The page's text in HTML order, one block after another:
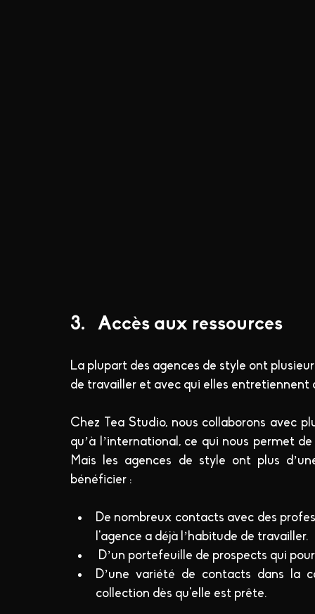
3.   Accès aux ressources
La plupart des agences de style ont
de travailler et avec qui elles entretiennent
Chez Tea Studio, nous collaborons avec
qu’à l’international, ce qui nous permet
Mais les agences de style ont plus
bénéficier :
De nombreux contacts avec des
l'agence a déjà l’habitude de travailler.
D’un portefeuille de prospects qui
D’une variété de contacts dans la
collection dès qu'elle est prête.